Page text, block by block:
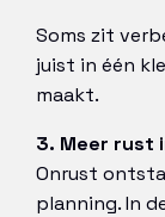
Soms zit
juist in één
maakt.
3. Meer rust
Onrust
planning. In